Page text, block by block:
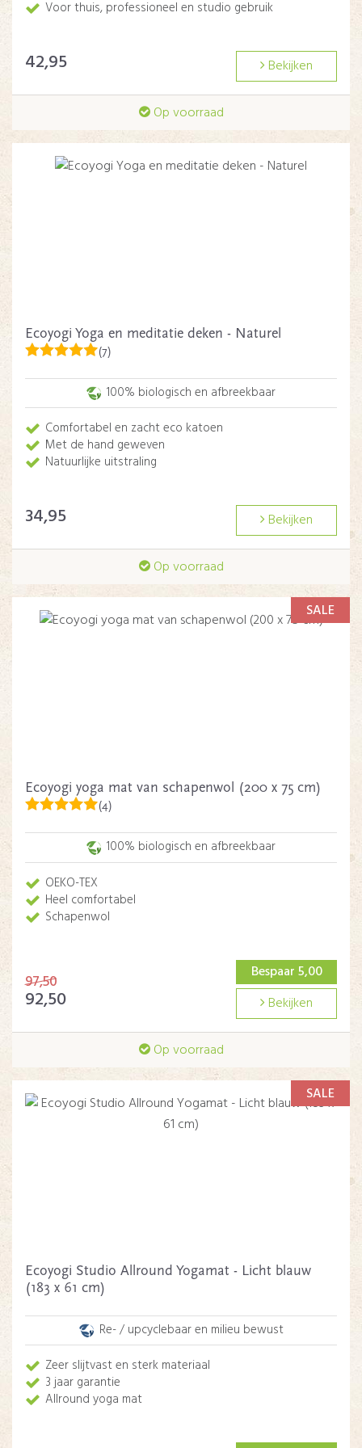
Voor thuis, professioneel en studio gebruik
42,95 Bekijken
Op voorraad
Ecoyogi Yoga en meditatie deken - Naturel
(7)
100% biologisch en afbreekbaar
Comfortabel en zacht eco katoen
Met de hand geweven
Natuurlijke uitstraling
34,95 Bekijken
Op voorraad
SALE
Ecoyogi yoga mat van schapenwol (200 x 75 cm)
(4)
100% biologisch en afbreekbaar
OEKO-TEX
Heel comfortabel
Schapenwol
97,50
92,50
Bespaar 5,00
Bekijken
Op voorraad
SALE
Ecoyogi Studio Allround Yogamat - Licht blauw
(183 x 61 cm)
Re- / upcyclebaar en milieu bewust
Zeer slijtvast en sterk materiaal
3 jaar garantie
Allround yoga mat